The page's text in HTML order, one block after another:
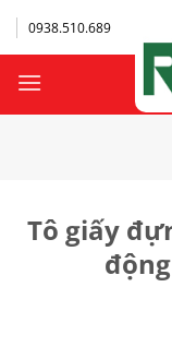
Bỏ
qua
dung
0938.510.689
Tô giấy